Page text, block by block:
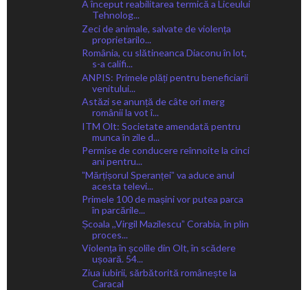
A început reabilitarea termică a Liceului
Tehnolog...
Zeci de animale, salvate de violența
proprietarilo...
România, cu slătineanca Diaconu în lot,
s-a califi...
ANPIS: Primele plăți pentru beneficiarii
venitului...
Astăzi se anunță de câte ori merg
românii la vot î...
ITM Olt: Societate amendată pentru
munca în zile d...
Permise de conducere reînnoite la cinci
ani pentru...
ˮMărțișorul Speranțeiˮ va aduce anul
acesta televi...
Primele 100 de mașini vor putea parca
în parcările...
Școala ,,Virgil Mazilescuˮ Corabia, în plin
proces...
Violența în școlile din Olt, în scădere
ușoară. 54...
Ziua iubirii, sărbătorită românește la
Caracal